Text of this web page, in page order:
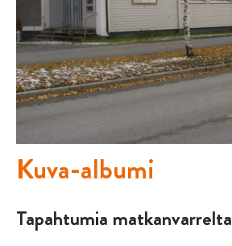
Kuva-albumi
Tapahtumia matkanvarrelta